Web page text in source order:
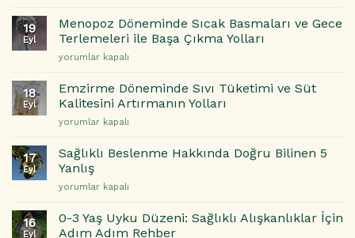
ve
Denge
Doğal
için
Kemik
Sağlığını
Korumak
İçin
Etkili
Beslenme
için
19
Eyl
Menopoz Döneminde Sıcak Basmaları ve Gece
Terlemeleri ile Başa Çıkma Yolları
Menopoz
Sıcak
Basmaları
ve
Gece
ile
Başa
Yolları
yorumlar kapalı
18
Eyl
Emzirme Döneminde Sıvı Tüketimi ve Süt
Kalitesini Artırmanın Yolları
Emzirme
Sıvı
Tüketimi
ve
Süt
Artırmanın
Yolları
yorumlar kapalı
17
Eyl
Sağlıklı Beslenme Hakkında Doğru Bilinen 5
Yanlış
Sağlıklı
Hakkında
Doğru
yorumlar kapalı
16
Eyl
0-3 Yaş Uyku Düzeni: Sağlıklı Alışkanlıklar İçin
Adım Adım Rehber